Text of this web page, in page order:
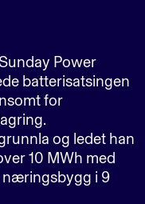
Power
batterisatsingen
for
og ledet han
10 MWh med
næringsbygg i 9